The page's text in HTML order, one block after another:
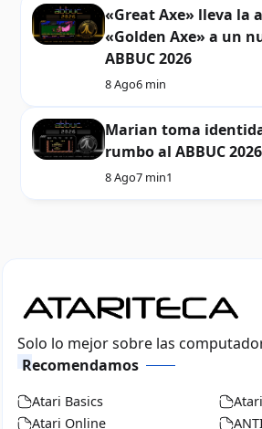
«Great Axe» lleva la
«Golden Axe» a un
ABBUC 2026
8 Ago6 min
Marian toma
rumbo al ABBUC 2026
8 Ago7 min1
Solo lo mejor sobre las
Recomendamos
Atari Basics
Atari Online